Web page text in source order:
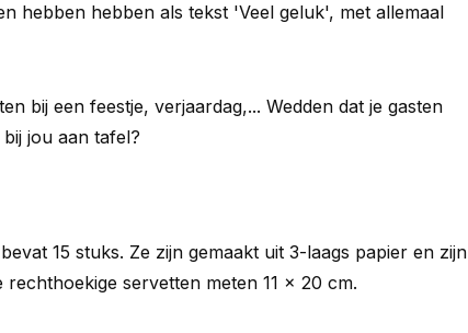
hebben hebben als tekst 'Veel geluk', met allemaal
bij een feestje, verjaardag,... Wedden dat je gasten
jou aan tafel?
15 stuks. Ze zijn gemaakt uit 3-laags papier en zijn
rechthoekige servetten meten 11 x 20 cm.